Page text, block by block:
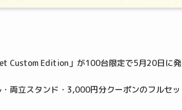
Custom Edition」が100台限定で5月20日に発
両立スタンド・3,000円分クーポンのフルセッ